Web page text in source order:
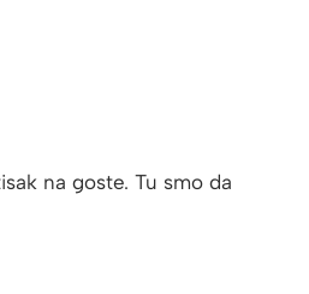
na goste. Tu smo da